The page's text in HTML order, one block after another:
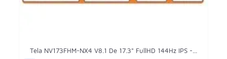
Tela NV173FHM-NX4 V8.1 De 17.3" FullHD 144Hz IPS -...